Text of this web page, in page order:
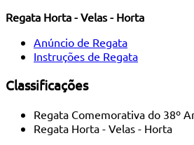
Regata Horta - Velas - Horta
Anúncio de Regata
Instruções de Regata
Classificações
Regata Comemorativa do 38º
Regata Horta - Velas - Horta